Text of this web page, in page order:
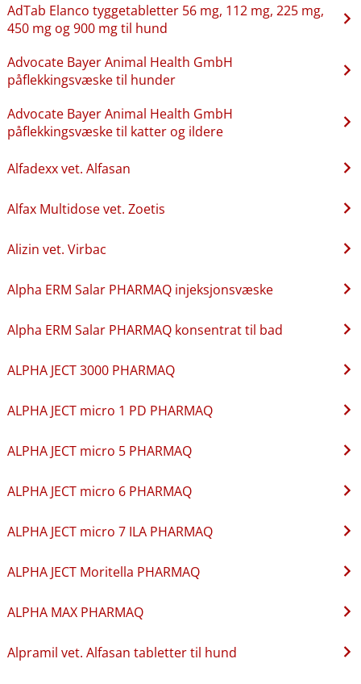
AdTab Elanco tyggetabletter 56 mg, 112 mg, 225 mg,
450 mg og 900 mg til hund
Advocate Bayer Animal Health GmbH
påflekkingsvæske til hunder
Advocate Bayer Animal Health GmbH
påflekkingsvæske til katter og ildere
Alfadexx vet. Alfasan
Alfax Multidose vet. Zoetis
Alizin vet. Virbac
Alpha ERM Salar PHARMAQ injeksjonsvæske
Alpha ERM Salar PHARMAQ konsentrat til bad
ALPHA JECT 3000 PHARMAQ
ALPHA JECT micro 1 PD PHARMAQ
ALPHA JECT micro 5 PHARMAQ
ALPHA JECT micro 6 PHARMAQ
ALPHA JECT micro 7 ILA PHARMAQ
ALPHA JECT Moritella PHARMAQ
ALPHA MAX PHARMAQ
Alpramil vet. Alfasan tabletter til hund